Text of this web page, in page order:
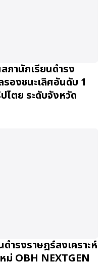
ภานักเรียนดำรง
รองชนะเลิศอันดับ 1
ไตย ระดับจังหวัด
ำรงราษฎร์สงเคราะห์
OBH NEXTGEN